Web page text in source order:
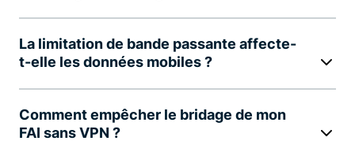
La limitation de bande passante affecte-
t-elle les données mobiles ?
Comment empêcher le bridage de mon
FAI sans VPN ?